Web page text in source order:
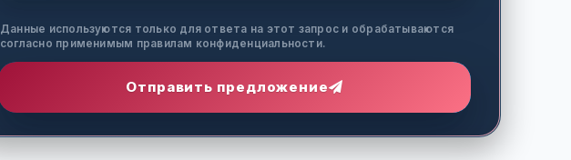
Данные используются только для ответа на этот запрос и обрабатываются
согласно применимым правилам конфиденциальности.
Отправить предложение